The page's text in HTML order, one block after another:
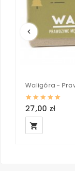
keyboard_arrow_left
27,00 zł
local_grocery_store